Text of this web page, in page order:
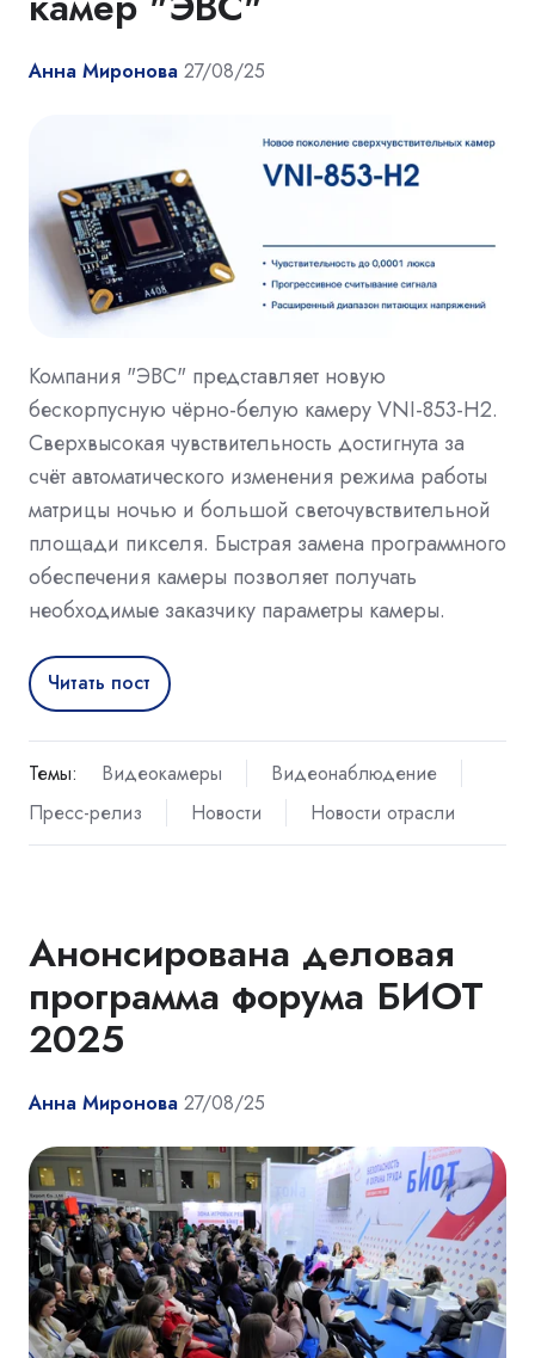
Анна Миронова 27/08/25
Компания "ЭВС" представляет новую
бескорпусную чёрно-белую камеру VNI-853-H2.
Сверхвысокая чувствительность достигнута за
счёт автоматического изменения режима работы
матрицы ночью и большой светочувствительной
площади пикселя. Быстрая замена программного
обеспечения камеры позволяет получать
необходимые заказчику параметры камеры.
Читать пост
Темы: Видеокамеры
Видеонаблюдение
Пресс-релиз
Новости Новости отрасли
Анонсирована деловая
программа форума БИОТ
2025
Анна Миронова 27/08/25